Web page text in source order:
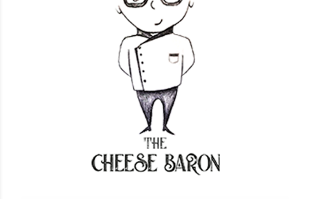
Baron's bar